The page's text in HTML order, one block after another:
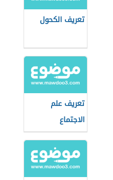
تعريف الكحول
تعريف علم
الاجتماع